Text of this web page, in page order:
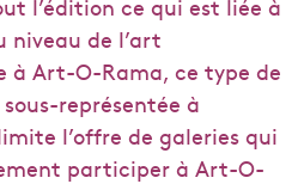
l’édition ce qui est liée à
niveau de l’art
à Art-O-Rama, ce type de
représentée à
l’offre de galeries qui
participer à Art-O-